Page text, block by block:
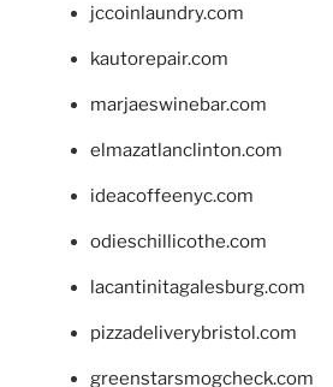
jccoinlaundry.com
kautorepair.com
marjaeswinebar.com
elmazatlanclinton.com
ideacoffeenyc.com
odieschillicothe.com
lacantinitagalesburg.com
pizzadeliverybristol.com
greenstarsmogcheck.com